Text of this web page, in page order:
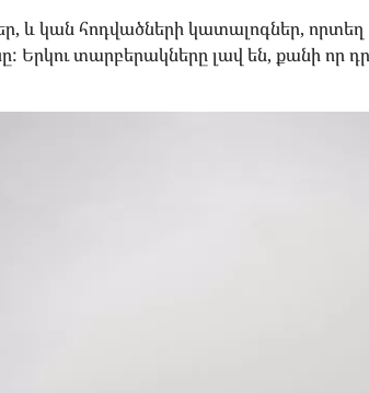
և կան հոդվածների կատալոգներ, որտեղ
Երկու տարբերակները լավ են, քանի որ